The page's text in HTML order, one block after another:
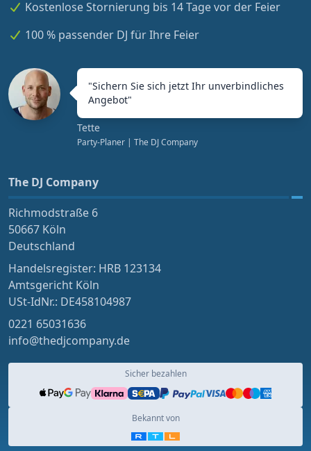
Kostenlose Stornierung bis 14 Tage vor der Feier
100 % passender DJ für Ihre Feier
"Sichern Sie sich jetzt Ihr unverbindliches
Angebot"
Tette
Party-Planer | The DJ Company
The DJ Company
Richmodstraße 6
50667 Köln
Deutschland
Handelsregister: HRB 123134
Amtsgericht Köln
USt-IdNr.: DE458104987
0221 65031636
info@thedjcompany.de
Sicher bezahlen
Bekannt von